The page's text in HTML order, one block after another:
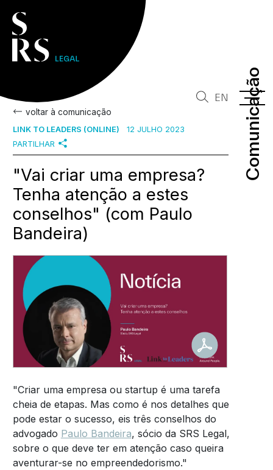
Comunicação
Comunicação
EN
voltar à comunicação
LINK TO LEADERS (ONLINE)
12 JULHO 2023
PARTILHAR
"Vai criar uma empresa?
Tenha atenção a estes
conselhos" (com Paulo
Bandeira)
"Criar uma empresa ou startup é uma tarefa
cheia de etapas. Mas como é nos detalhes que
pode estar o sucesso, eis três conselhos do
advogado Paulo Bandeira, sócio da SRS Legal,
sobre o que deve ter em atenção caso queira
aventurar-se no empreendedorismo."